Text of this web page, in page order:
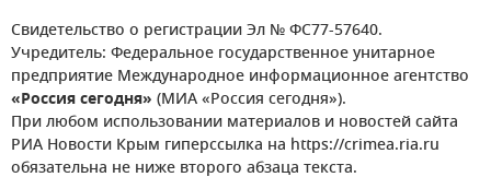
Свидетельство о регистрации Эл № ФС77-57640.
Учредитель: Федеральное государственное унитарное
предприятие Международное информационное агентство
«Россия сегодня» (МИА «Россия сегодня»).
При любом использовании материалов и новостей сайта
РИА Новости Крым гиперссылка на https://crimea.ria.ru
обязательна не ниже второго абзаца текста.